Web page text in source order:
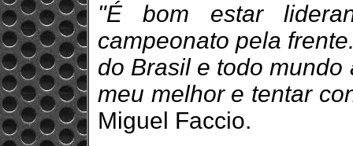
"É bom estar
campeonato pela
do Brasil e todo
meu melhor e tentar
Miguel Faccio.